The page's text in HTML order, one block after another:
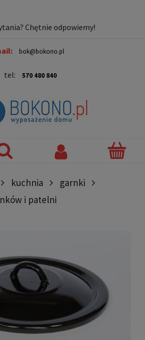
Chętnie odpowiemy!
bok@bokono.pl
tel: 570 480 840
kuchnia
garnki
i patelni